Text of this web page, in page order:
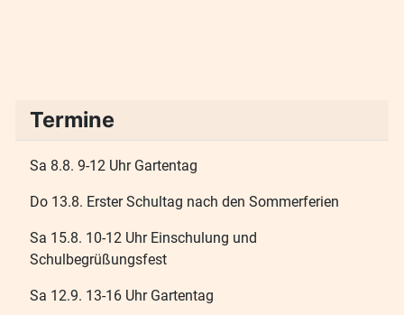
Termine
Sa 8.8. 9-12 Uhr Gartentag
Do 13.8. Erster Schultag nach den Sommerferien
Sa 15.8. 10-12 Uhr Einschulung und
Schulbegrüßungsfest
Sa 12.9. 13-16 Uhr Gartentag